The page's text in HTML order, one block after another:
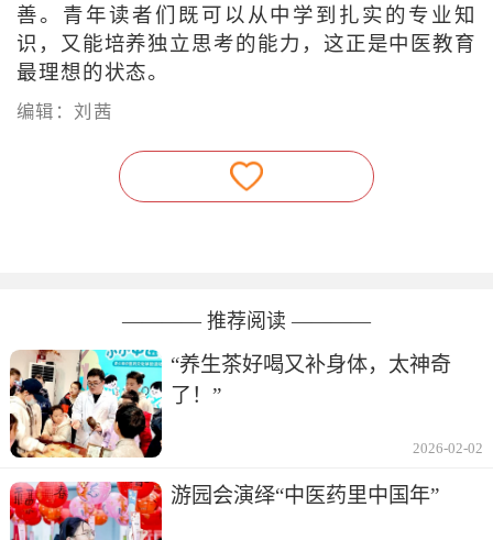
善。青年读者们既可以从中学到扎实的专业知
识，又能培养独立思考的能力，这正是中医教育
最理想的状态。
编辑：刘茜
———— 推荐阅读 ————
“养生茶好喝又补身体，太神奇
了！”
2026-02-02
游园会演绎“中医药里中国年”